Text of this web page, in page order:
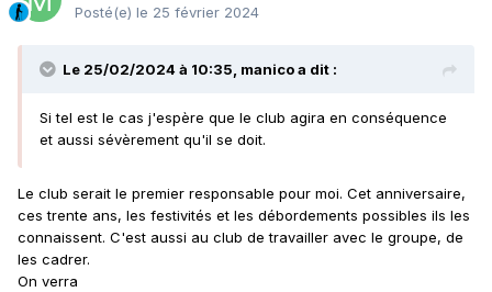
Posté(e) le 25 février 2024
Le 25/02/2024 à 10:35, manicoa dit :
Si tel est le cas j'espère que le club agira en conséquence
et aussi sévèrement qu'il se doit.
Le club serait le premier responsable pour moi. Cet anniversaire,
ces trente ans, les festivités et les débordements possibles ils les
connaissent. C'est aussi au club de travailler avec le groupe, de
les cadrer.
On verra